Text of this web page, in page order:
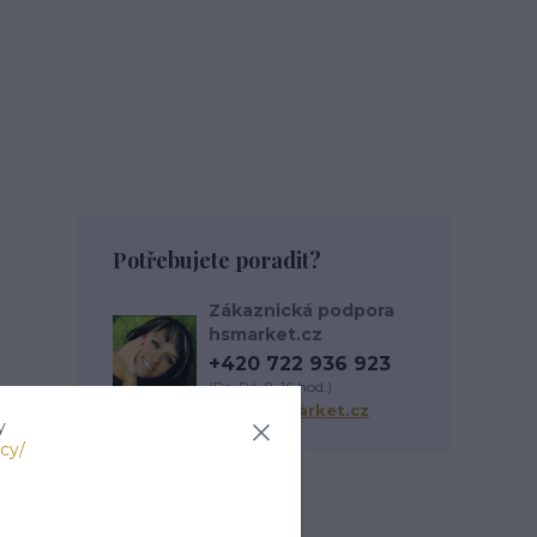
Potřebujete poradit?
Zákaznická podpora
hsmarket.cz
+420 722 936 923
(Po-Pá, 8-16 hod.)
info@hsmarket.cz